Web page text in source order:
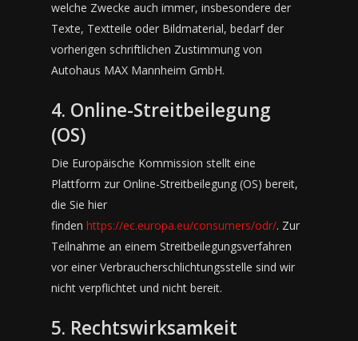
welche Zwecke auch immer, insbesondere der
Texte, Textteile oder Bildmaterial, bedarf der
vorherigen schriftlichen Zustimmung von
Autohaus MAX Mannheim GmbH.
4. Online-Streitbeilegung
(OS)
Die Europäische Kommission stellt eine
Plattform zur Online-Streitbeilegung (OS) bereit,
die Sie hier
findenhttps://ec.europa.eu/consumers/odr/. Zur
Teilnahme an einem Streitbeilegungsverfahren
vor einer Verbraucherschlichtungsstelle sind wir
nicht verpflichtet und nicht bereit.
5. Rechtswirksamkeit